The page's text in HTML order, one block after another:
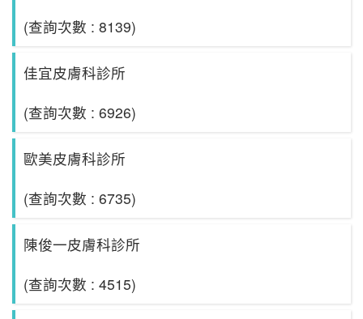
(查詢次數 : 8139)
佳宜皮膚科診所
(查詢次數 : 6926)
歐美皮膚科診所
(查詢次數 : 6735)
陳俊一皮膚科診所
(查詢次數 : 4515)